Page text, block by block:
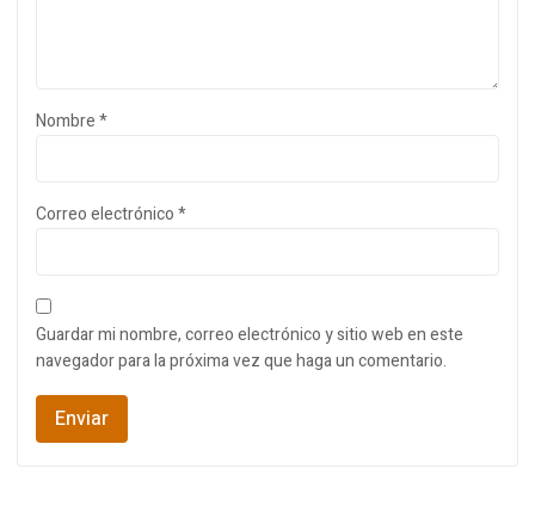
Nombre*
Correo electrónico*
Guardar mi nombre, correo electrónico y sitio web en este
navegador para la próxima vez que haga un comentario.